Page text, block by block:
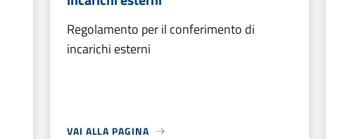
Regolamento per il conferimento di
incarichi esterni
VAI ALLA PAGINA